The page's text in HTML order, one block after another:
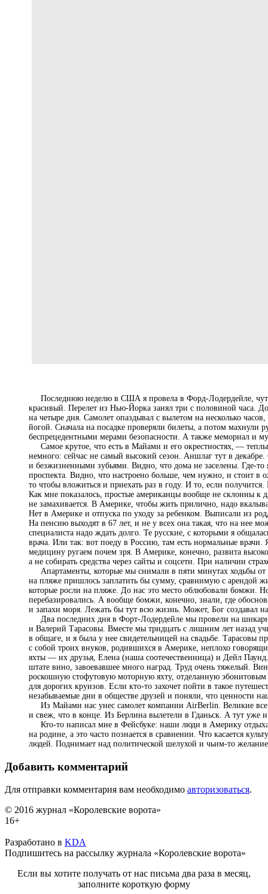
Последнюю неделю в США я провела в Форд-Лодердейле,
красивый. Перелет из Нью-Йорка занял три с половиной часа.
на четыре дня. Самолет опаздывал с вылетом на несколько
йогой. Сначала на посадке проверяли билеты, а потом махнули
беспрецедентными мерами безопасности. А также мемориал и
Самое крутое, что есть в Майами и его окрестностях, —
немного: сейчас не самый высокий сезон. Аншлаг тут в
и безжизненными зубьями. Видно, что дома не заселены. Где-
проспекта. Видно, что настроено больше, чем нужно, и стоит в
то чтобы вложиться и приехать раз в году. И то, если
Как мне показалось, простые американцы вообще не склонны к
не замахивается. В Америке, чтобы жить прилично, надо
Нет в Америке и отпуска по уходу за ребенком. Выписали из
На пенсию выходят в 67 лет, и не у всех она такая, что на нее
специалиста надо ждать долго. Те русские, с которыми я
врача. Или так: вот поеду в Россию, там есть нормальные
медицину ругаем почем зря. В Америке, конечно, развита
а не собирать средства через сайты и соцсети. При наличии
Апартаменты, которые мы снимали в пяти минутах ходьбы от
на пляже пришлось заплатить бы сумму, сравнимую с арендой
которые росли на пляже. До нас это место облюбовали бомжи.
перебазировались. А вообще бомжи, конечно, знали, где
и запахи моря. Лежать бы тут всю жизнь. Может, Бог создавал
Два последних дня в Форт-Лодердейле мы провели на
и Валерий Тарасовы. Вместе мы тридцать с лишним лет назад
в общаге, и я была у нее свидетельницей на свадьбе. Тарасовы
с собой троих внуков, родившихся в Америке, неплохо
яхты — их друзья, Елена (наша соотечественница) и Дейл
штате вино, завоевавшее много наград. Труд очень тяжелый.
роскошную стофутовую моторную яхту, отделанную
для дорогих круизов. Если кто-то захочет пойти в такое
незабываемые дни в обществе друзей и поняли, что ценности
Из Майами нас унес самолет компании AirBerlin. Великие все
и свеж, что в конце. Из Берлина вылетели в Гданьск. А тут уже
Кто-то написал мне в Фейсбуке: наши люди в Америку
на родине, а это часто познается в сравнении. Что касается
людей. Поднимает над политической шелухой и чьим-то
Добавить комментарий
Для отправки комментария вам необходимо авторизоваться.
© 2016 журнал «Королевские ворота»
16+
Разработано в KDA
Подпишитесь на рассылку журнала «Королевские ворота»
Если вы хотите получать от нас письма два раза в месяц,
заполните короткую форму